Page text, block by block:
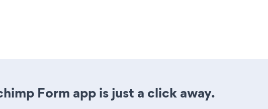
Form app is just a click away.